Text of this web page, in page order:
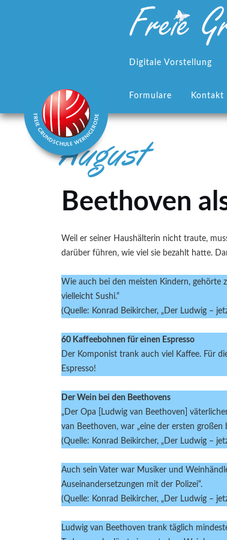
Digitale Vorstellung
Formulare Kontakt
August
Beethoven
Weil er seiner Haushälterin nicht traute,
darüber führen, wie viel sie bezahlt hatte.
Wie auch bei den meisten Kindern, gehörte
vielleicht Sushi.“
(Quelle: Konrad Beikircher, „Der Ludwig –
60 Kaffeebohnen für einen Espresso
Der Komponist trank auch viel Kaffee. Für
Espresso!
Der Wein bei den Beethovens
„Der Opa [Ludwig van Beethoven]
van Beethoven, war „eine der ersten großen
(Quelle: Konrad Beikircher, „Der Ludwig –
Auch sein Vater war Musiker und
Auseinandersetzungen mit der Polizei“.
(Quelle: Konrad Beikircher, „Der Ludwig –
Ludwig van Beethoven trank täglich